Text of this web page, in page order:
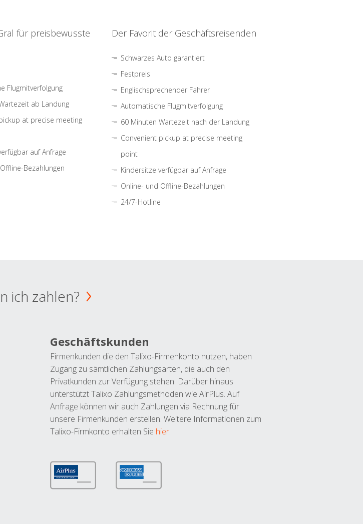
für preisbewusste
Flugmitverfolgung
ab Landung
at precise meeting
auf Anfrage
Bezahlungen
Der Favorit der Geschäftsreisenden
Schwarzes Auto garantiert
Festpreis
Englischsprechender Fahrer
Automatische Flugmitverfolgung
60 Minuten Wartezeit nach der Landung
Convenient pickup at precise meeting
point
Kindersitze verfügbar auf Anfrage
Online- und Offline-Bezahlungen
24/7-Hotline
ich zahlen?
Geschäftskunden
Firmenkunden die den Talixo-Firmenkonto nutzen, haben
Zugang zu sämtlichen Zahlungsarten, die auch den
Privatkunden zur Verfügung stehen. Darüber hinaus
unterstützt Talixo Zahlungsmethoden wie AirPlus. Auf
Anfrage können wir auch Zahlungen via Rechnung für
unsere Firmenkunden erstellen. Weitere Informationen zum
Talixo-Firmkonto erhalten Sie hier.